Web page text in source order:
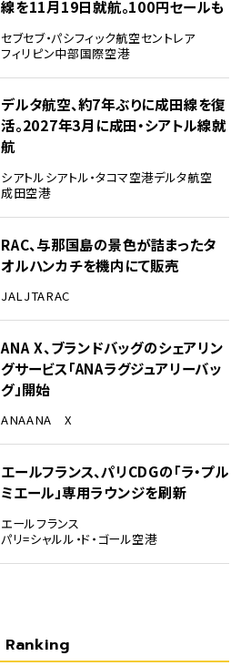
線を11月19日就航。100円セールも
セブセブ・パシフィック航空セントレア
フィリピン中部国際空港
デルタ航空、約7年ぶりに成田線を復
活。2027年3月に成田・シアトル線就
航
シアトルシアトル・タコマ空港デルタ航空
成田空港
RAC、与那国島の景色が詰まったタ
オルハンカチを機内にて販売
JALJTARAC
ANA X、ブランドバッグのシェアリン
グサービス「ANAラグジュアリーバッ
グ」開始
ANAANA X
エールフランス、パリCDGの「ラ・プル
ミエール」専用ラウンジを刷新
エールフランス
パリ=シャルル・ド・ゴール空港
Ranking